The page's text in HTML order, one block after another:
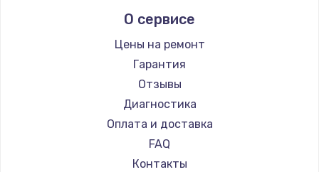
О сервисе
Цены на ремонт
Гарантия
Отзывы
Диагностика
Оплата и доставка
FAQ
Контакты